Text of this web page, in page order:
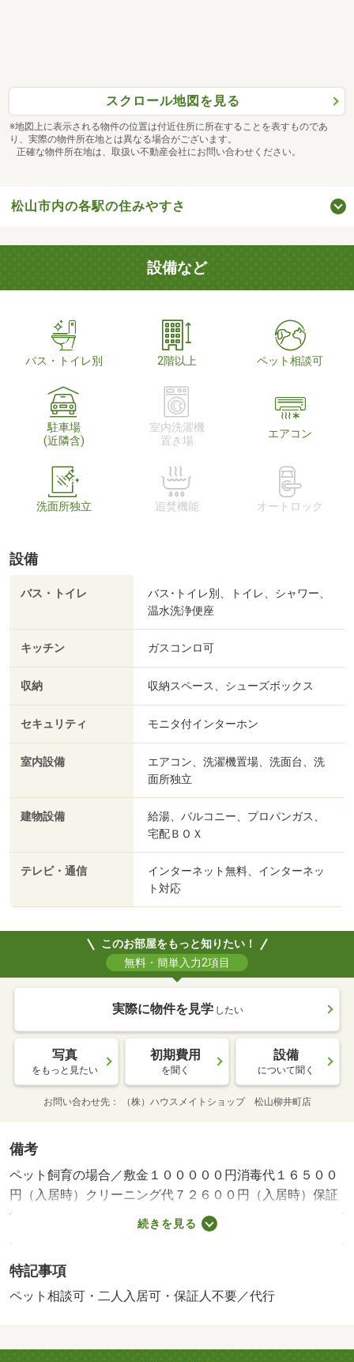
スクロール地図を見る
※地図上に表示される物件の位置は付近住所に所在することを表すものであ
り、実際の物件所在地とは異なる場合がございます。
正確な物件所在地は、取扱い不動産会社にお問い合わせください。
松山市内の各駅の住みやすさ
設備など
バス・トイレ別 2階以上 ペット相談可
駐車場
(近隣含)
室内洗濯機
置き場
エアコン
洗面所独立 追焚機能 オートロック
設備
バス・トイレ
バス･トイレ別、トイレ、シャワー、
温水洗浄便座
キッチン ガスコンロ可
収納 収納スペース、シューズボックス
セキュリティ モニタ付インターホン
室内設備
エアコン、洗濯機置場、洗面台、洗
面所独立
建物設備
給湯、バルコニー、プロパンガス、
宅配ＢＯＸ
テレビ・通信
インターネット無料、インターネッ
ト対応
このお部屋をもっと知りたい！
無料・簡単入力2項目
実際に物件を見学 したい
写真
をもっと見たい
初期費用
を聞く
設備
について聞く
お問い合わせ先 （株）ハウスメイトショップ 松山柳井町店
備考
ペット飼育の場合／敷金１０００００円消毒代１６５００
円（入居時）クリーニング代７２６００円（入居時）保証
会社利用必須更新事務手数料２．４２万円・賃貸保証等：
加入要（初回総賃料の１００％、１０，０００円／年の更
内会費２５０円／月・ペット条件：小型犬・猫飼育可（２
匹以上は要・【ＬＩＮＥ対応可】★松山柳井町店へご来店
さいませ。・仲介手数料：６１，６００円
続きを見る
特記事項
ペット相談可・二人入居可・保証人不要／代行